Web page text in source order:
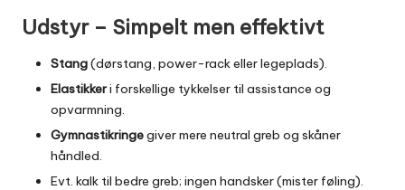
Udstyr – Simpelt men effektivt
Stang(dørstang, power-rack eller legeplads).
Elastikkeri forskellige tykkelser til assistance og
opvarmning.
Gymnastikringegiver mere neutral greb og skåner
håndled.
Evt. kalk til bedre greb; ingen handsker (mister føling).